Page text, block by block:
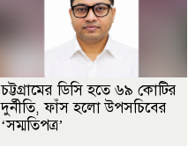
চট্টগ্রামের ডিসি হতে ৬৯ কোটির
দুর্নীতি, ফাঁস হলো উপসচিবের
‘সম্মতিপত্র’